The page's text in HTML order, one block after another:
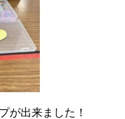
が出来ました！